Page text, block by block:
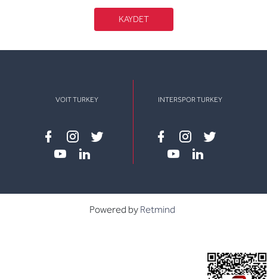
KAYDET
VOIT TURKEY
Facebook
instagram
twitter
INTERSPOR TURKEY
Facebook
instagram
twitter
Powered by Retmind